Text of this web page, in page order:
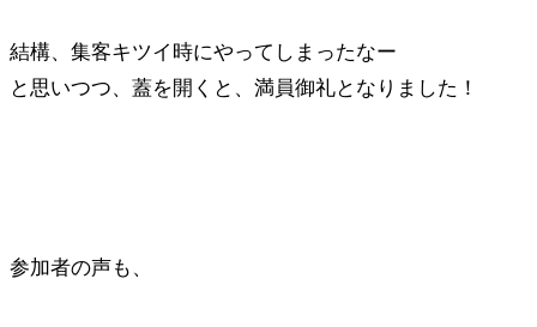
結構、集客キツイ時にやってしまったなー
と思いつつ、蓋を開くと、満員御礼となりました！
参加者の声も、